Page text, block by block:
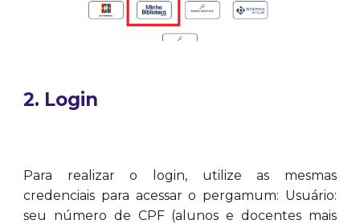
2. Login
Para realizar o login, utilize as mesmas
credenciais para acessar o pergamum: Usuário:
seu número de CPF (alunos e docentes mais